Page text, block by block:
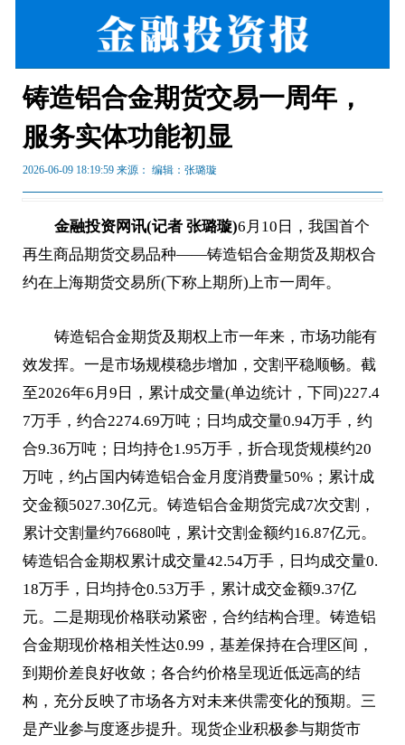
铸造铝合金期货交易一周年，
服务实体功能初显
2026-06-09 18:19:59 来源： 编辑：张璐璇
金融投资网讯(记者 张璐璇)6月10日，我国首个
再生商品期货交易品种——铸造铝合金期货及期权合
约在上海期货交易所(下称上期所)上市一周年。
铸造铝合金期货及期权上市一年来，市场功能有
效发挥。一是市场规模稳步增加，交割平稳顺畅。截
至2026年6月9日，累计成交量(单边统计，下同)227.4
7万手，约合2274.69万吨；日均成交量0.94万手，约
合9.36万吨；日均持仓1.95万手，折合现货规模约20
万吨，约占国内铸造铝合金月度消费量50%；累计成
交金额5027.30亿元。铸造铝合金期货完成7次交割，
累计交割量约76680吨，累计交割金额约16.87亿元。
铸造铝合金期权累计成交量42.54万手，日均成交量0.
18万手，日均持仓0.53万手，累计成交金额9.37亿
元。二是期现价格联动紧密，合约结构合理。铸造铝
合金期现价格相关性达0.99，基差保持在合理区间，
到期价差良好收敛；各合约价格呈现近低远高的结
构，充分反映了市场各方对未来供需变化的预期。三
是产业参与度逐步提升。现货企业积极参与期货市